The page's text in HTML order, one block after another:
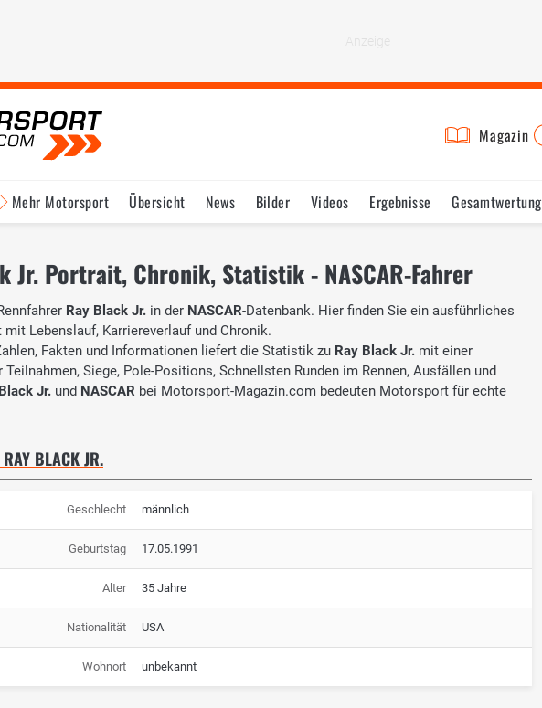
Magazin
Mehr Motorsport Übersicht News Bilder Videos Ergebnisse Gesamtwertung
Jr. Portrait, Chronik, Statistik - NASCAR-Fahrer
Ray Black Jr. in der NASCAR-Datenbank. Hier finden Sie ein ausführliches
mit Lebenslauf, Karriereverlauf und Chronik.
Fakten und Informationen liefert die Statistik zu Ray Black Jr. mit einer
Teilnahmen, Siege, Pole-Positions, Schnellsten Runden im Rennen, Ausfällen und
Jr. und NASCAR bei Motorsport-Magazin.com bedeuten Motorsport für echte
BLACK JR.
Geschlecht männlich
Geburtstag 17.05.1991
Alter 35 Jahre
Nationalität USA
Wohnort unbekannt